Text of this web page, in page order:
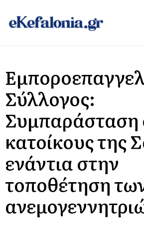
Σύλλογος:
Συμπαράσταση
κατοίκους της
ενάντια στην
τοποθέτηση